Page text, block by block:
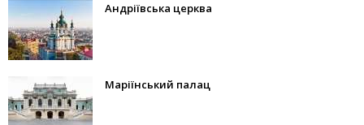
Андріївська церква
Маріїнський палац